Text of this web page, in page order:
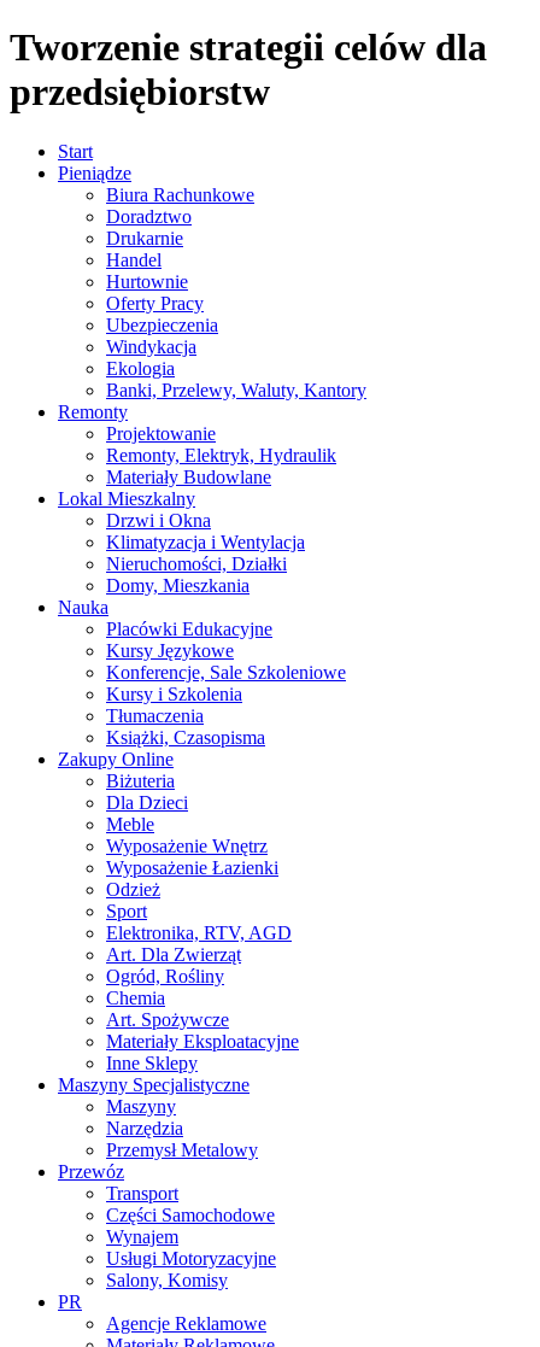
Tworzenie strategii celów dla
przedsiębiorstw
Start
Pieniądze
Biura Rachunkowe
Doradztwo
Drukarnie
Handel
Hurtownie
Oferty Pracy
Ubezpieczenia
Windykacja
Ekologia
Banki, Przelewy, Waluty, Kantory
Remonty
Projektowanie
Remonty, Elektryk, Hydraulik
Materiały Budowlane
Lokal Mieszkalny
Drzwi i Okna
Klimatyzacja i Wentylacja
Nieruchomości, Działki
Domy, Mieszkania
Nauka
Placówki Edukacyjne
Kursy Językowe
Konferencje, Sale Szkoleniowe
Kursy i Szkolenia
Tłumaczenia
Książki, Czasopisma
Zakupy Online
Biżuteria
Dla Dzieci
Meble
Wyposażenie Wnętrz
Wyposażenie Łazienki
Odzież
Sport
Elektronika, RTV, AGD
Art. Dla Zwierząt
Ogród, Rośliny
Chemia
Art. Spożywcze
Materiały Eksploatacyjne
Inne Sklepy
Maszyny Specjalistyczne
Maszyny
Narzędzia
Przemysł Metalowy
Przewóz
Transport
Części Samochodowe
Wynajem
Usługi Motoryzacyjne
Salony, Komisy
PR
Agencje Reklamowe